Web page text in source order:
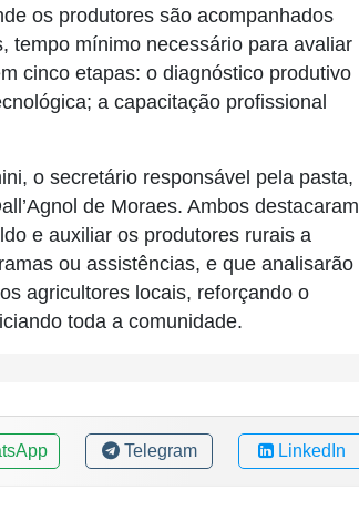
os produtores são acompanhados
tempo mínimo necessário para avaliar
cinco etapas: o diagnóstico produtivo
a capacitação profissional
o secretário responsável pela pasta,
de Moraes. Ambos destacaram
e auxiliar os produtores rurais a
ou assistências, e que analisarão
agricultores locais, reforçando o
toda a comunidade.
Telegram LinkedIn